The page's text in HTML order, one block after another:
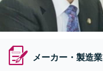
メーカー・製造業